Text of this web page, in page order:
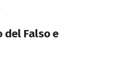
del Falso e